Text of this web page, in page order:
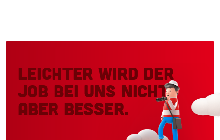
Leichter wird der
Job bei uns nicht,
aber besser.